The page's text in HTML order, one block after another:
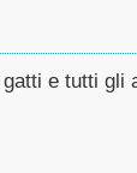
e tutti gli